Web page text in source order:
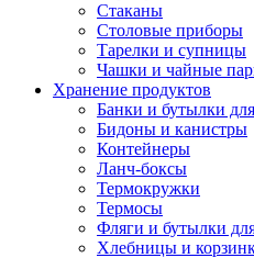
Стаканы
Столовые приборы
Тарелки и супницы
Чашки и чайные
Хранение продуктов
Банки и бутылки
Бидоны и канистры
Контейнеры
Ланч-боксы
Термокружки
Термосы
Фляги и бутылки
Хлебницы и